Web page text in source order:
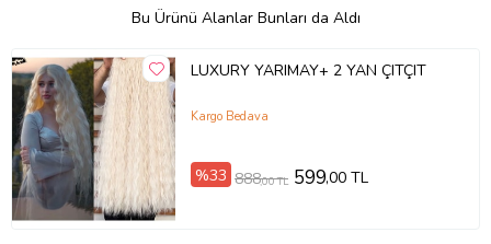
Bu Ürünü Alanlar Bunları da Aldı
LUXURY YARIMAY+ 2 YAN ÇITÇIT
Kargo Bedava
%33 888,00 TL 599,00 TL